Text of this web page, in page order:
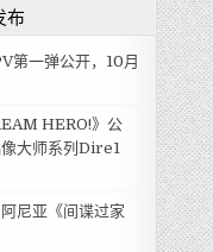
布
第一弹公开，10月
HERO!》公
大师系列Dire1
尼亚《间谍过家